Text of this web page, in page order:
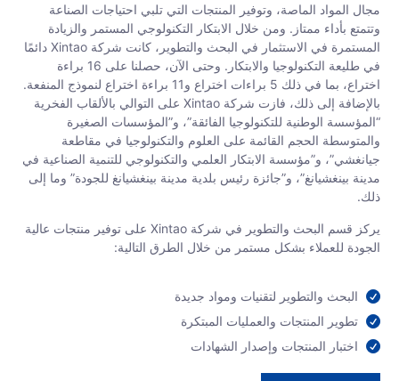
مجال المواد الماصة، وتوفير المنتجات التي تلبي احتياجات الصناعة
وتتمتع بأداء ممتاز. ومن خلال الابتكار التكنولوجي المستمر والزيادة
المستمرة في الاستثمار في البحث والتطوير، كانت شركة Xintao دائمًا
في طليعة التكنولوجيا والابتكار. وحتى الآن، حصلنا على 16 براءة
اختراع، بما في ذلك 5 براءات اختراع و11 براءة اختراع لنموذج المنفعة.
بالإضافة إلى ذلك، فازت شركة Xintao على التوالي بالألقاب الفخرية
“المؤسسة الوطنية للتكنولوجيا الفائقة”، و”المؤسسات الصغيرة
والمتوسطة الحجم القائمة على العلوم والتكنولوجيا في مقاطعة
جيانغشي”، و”مؤسسة الابتكار العلمي والتكنولوجي للتنمية الصناعية في
مدينة بينغشيانغ”، و”جائزة رئيس بلدية مدينة بينغشيانغ للجودة” وما إلى
ذلك.
يركز قسم البحث والتطوير في شركة Xintao على توفير منتجات عالية
الجودة للعملاء بشكل مستمر من خلال الطرق التالية:
البحث والتطوير لتقنيات ومواد جديدة
تطوير المنتجات والعمليات المبتكرة
اختبار المنتجات وإصدار الشهادات